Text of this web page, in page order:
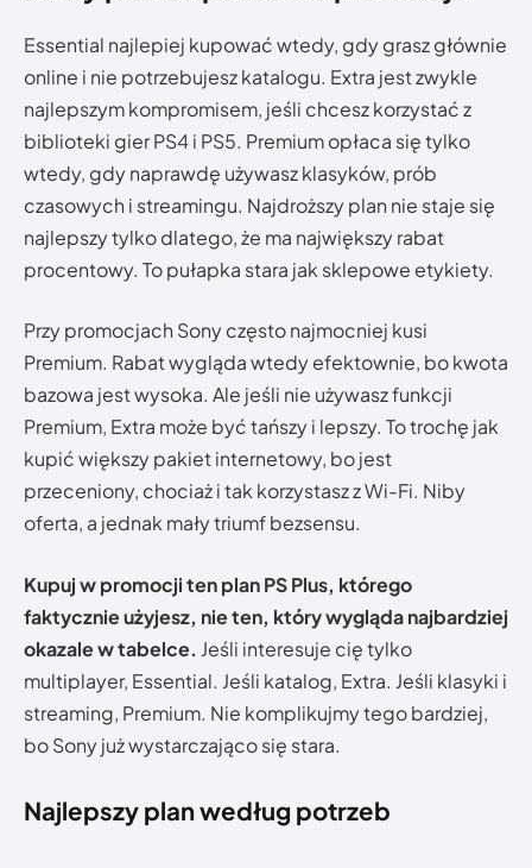
Essential najlepiej kupować wtedy, gdy grasz głównie
online i nie potrzebujesz katalogu. Extra jest zwykle
najlepszym kompromisem, jeśli chcesz korzystać z
biblioteki gier PS4 i PS5. Premium opłaca się tylko
wtedy, gdy naprawdę używasz klasyków, prób
czasowych i streamingu. Najdroższy plan nie staje się
najlepszy tylko dlatego, że ma największy rabat
procentowy. To pułapka stara jak sklepowe etykiety.
Przy promocjach Sony często najmocniej kusi
Premium. Rabat wygląda wtedy efektownie, bo kwota
bazowa jest wysoka. Ale jeśli nie używasz funkcji
Premium, Extra może być tańszy i lepszy. To trochę jak
kupić większy pakiet internetowy, bo jest
przeceniony, chociaż i tak korzystasz z Wi-Fi. Niby
oferta, a jednak mały triumf bezsensu.
Kupuj w promocji ten plan PS Plus, którego
faktycznie użyjesz, nie ten, który wygląda najbardziej
okazale w tabelce. Jeśli interesuje cię tylko
multiplayer, Essential. Jeśli katalog, Extra. Jeśli klasyki i
streaming, Premium. Nie komplikujmy tego bardziej,
bo Sony już wystarczająco się stara.
Najlepszy plan według potrzeb